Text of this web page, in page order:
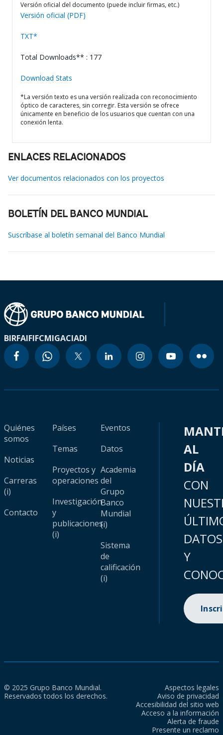
Versión oficial del documento (puede incluir firmas, etc.)
Versión oficial (PDF)
TXT*
Total Downloads** : 177
Download Stats
*La versión texto es una versión realizada con reconocimiento
óptico de caracteres, sin corregir. Esta versión se ofrece
únicamente en beneficio de los usuarios que cuentan con una
conexión lenta.
ENLACES RELACIONADOS
Ver documentos relacionados con los proyectos
BOLETÍN DEL BANCO MUNDIAL
Suscríbase al boletín semanal del Banco Mundial
BIRFAIFIFCMIGACIADI
Quiénes
somos
Noticias
Carreras
(i)
Contacto
Países
Temas
Proyectos y
operaciones
Investigación
y
publicaciones
(i)
Eventos
Datos
Academia
del
Grupo
Banco
Mundial
(i)
Sistema
de
calificación
(i)
AL
DÍA
CON
DATOS
Y
© 2025 Grupo Banco Mundial.
Reservados todos los derechos.
Aspectos legales
Aviso de privacidad
Accesibilidad del sitio web
Acceso a la información
Alerta de fraude
Presente un reclamo